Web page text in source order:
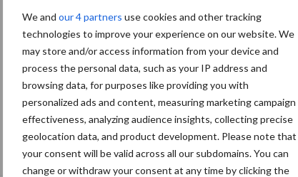
We and our 4 partners use cookies and other tracking
technologies to improve your experience on our website. We
may store and/or access information from your device and
process the personal data, such as your IP address and
browsing data, for purposes like providing you with
personalized ads and content, measuring marketing campaign
effectiveness, analyzing audience insights, collecting precise
geolocation data, and product development. Please note that
your consent will be valid across all our subdomains. You can
change or withdraw your consent at any time by clicking the
De speenhuid: een vaak onderschatte
risicofactor voor mastitis